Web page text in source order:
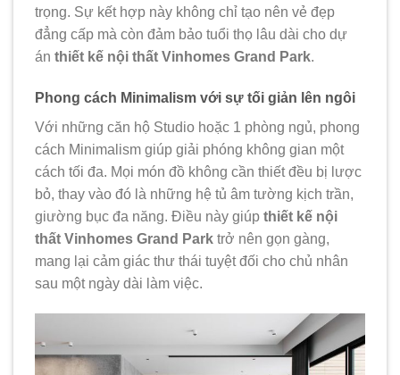
trọng. Sự kết hợp này không chỉ tạo nên vẻ đẹp
đẳng cấp mà còn đảm bảo tuổi thọ lâu dài cho dự
án thiết kế nội thất Vinhomes Grand Park.
Phong cách Minimalism với sự tối giản lên ngôi
Với những căn hộ Studio hoặc 1 phòng ngủ, phong
cách Minimalism giúp giải phóng không gian một
cách tối đa. Mọi món đồ không cần thiết đều bị lược
bỏ, thay vào đó là những hệ tủ âm tường kịch trần,
giường bục đa năng. Điều này giúp thiết kế nội
thất Vinhomes Grand Park trở nên gọn gàng,
mang lại cảm giác thư thái tuyệt đối cho chủ nhân
sau một ngày dài làm việc.